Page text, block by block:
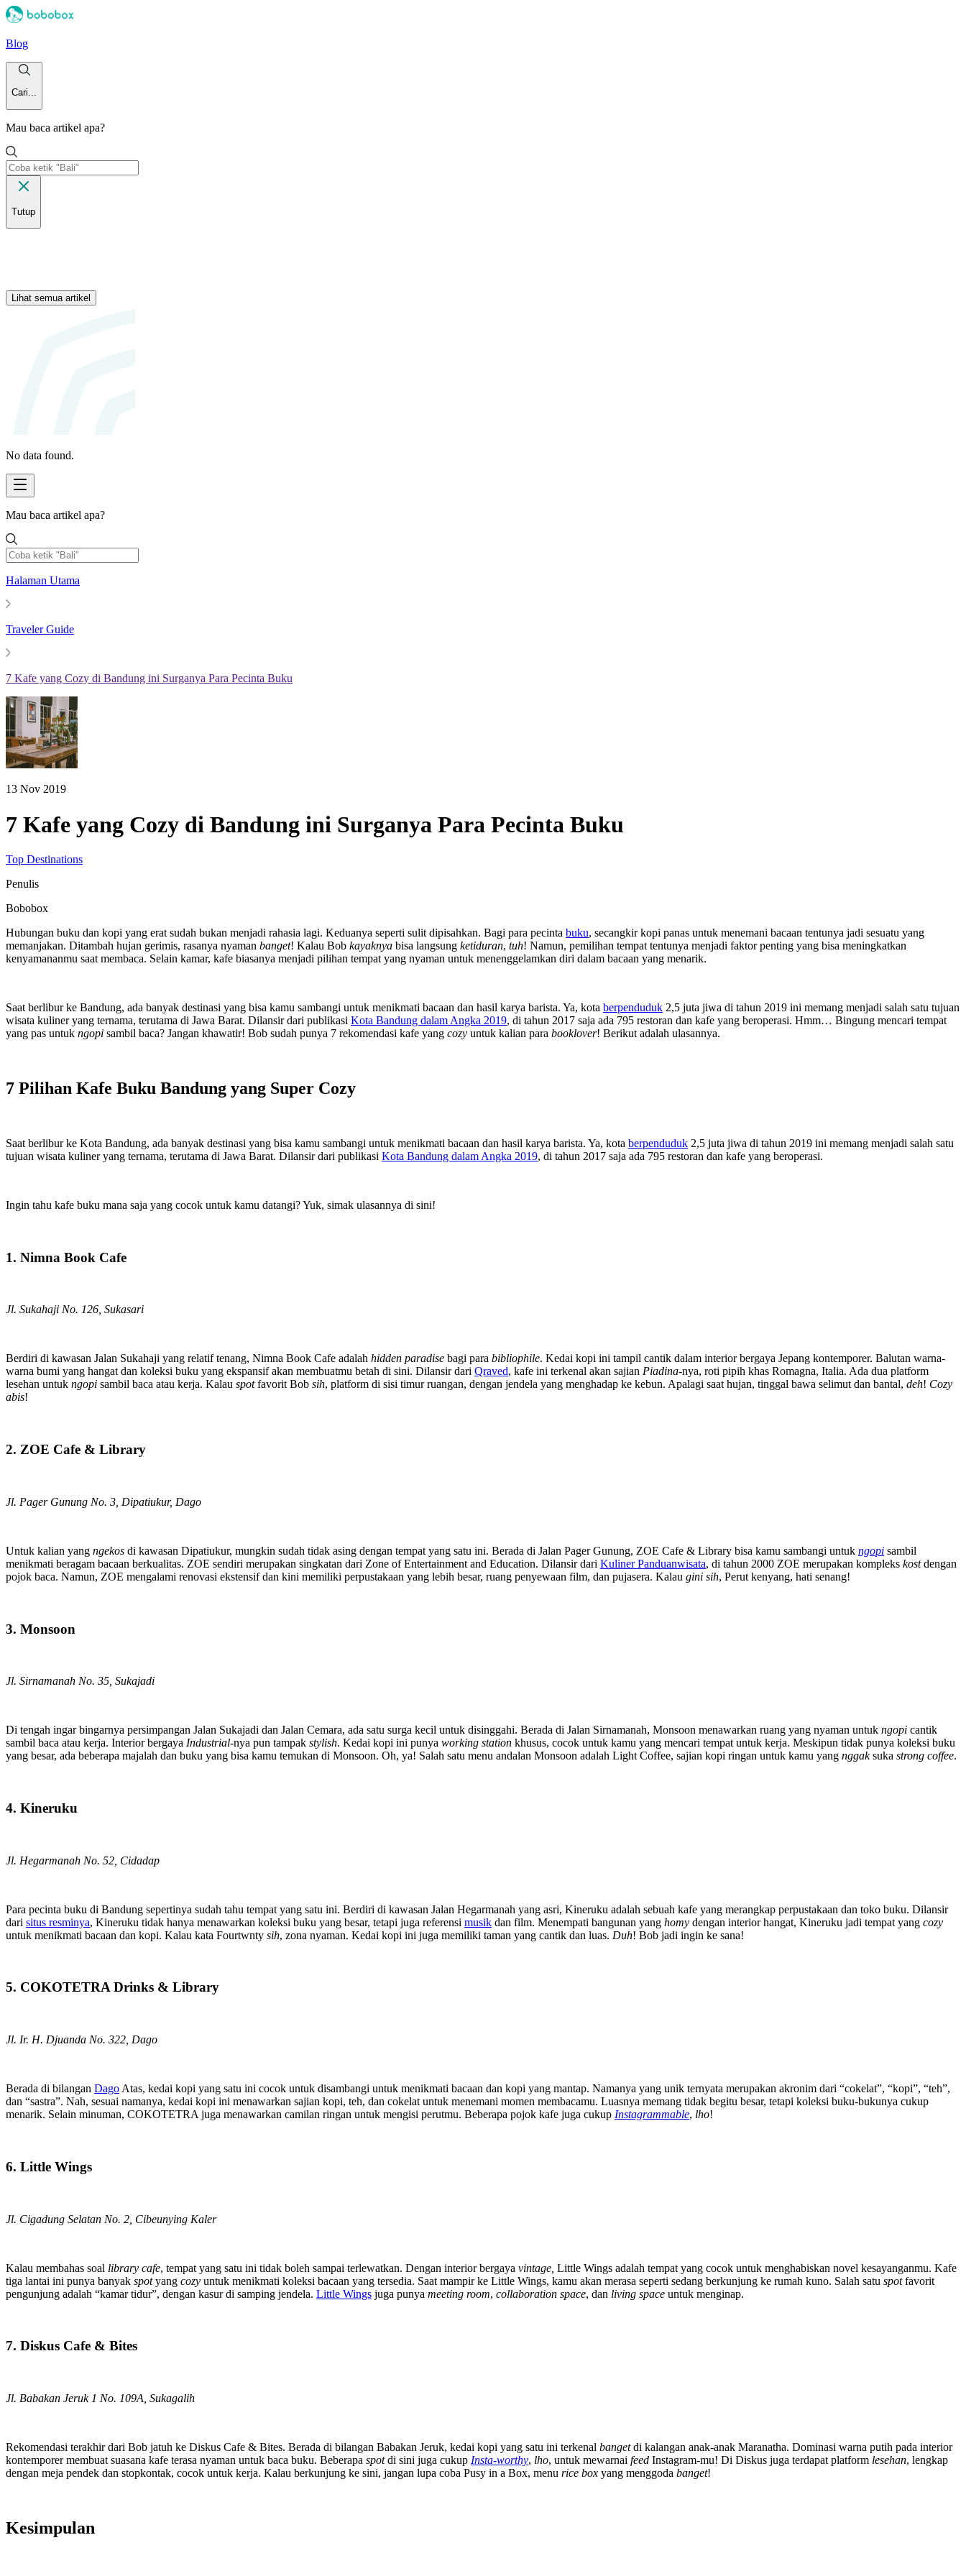
Blog
Cari...
Mau baca artikel apa?
Tutup
Lihat semua artikel
No data found.
Mau baca artikel apa?
Halaman Utama
Traveler Guide
7 Kafe yang Cozy di Bandung ini Surganya Para Pecinta Buku
13 Nov 2019
7 Kafe yang Cozy di Bandung ini Surganya Para Pecinta Buku
Top Destinations
Penulis
Bobobox
Hubungan buku dan kopi yang erat sudah bukan menjadi rahasia lagi. Keduanya seperti sulit dipisahkan. Bagi para pecinta buku, secangkir kopi panas untuk menemani bacaan tentunya jadi sesuatu yang
memanjakan. Ditambah hujan gerimis, rasanya nyaman banget! Kalau Bob kayaknya bisa langsung ketiduran, tuh! Namun, pemilihan tempat tentunya menjadi faktor penting yang bisa meningkatkan
kenyamananmu saat membaca. Selain kamar, kafe biasanya menjadi pilihan tempat yang nyaman untuk menenggelamkan diri dalam bacaan yang menarik.
Saat berlibur ke Bandung, ada banyak destinasi yang bisa kamu sambangi untuk menikmati bacaan dan hasil karya barista. Ya, kota berpenduduk 2,5 juta jiwa di tahun 2019 ini memang menjadi salah satu tujuan
wisata kuliner yang ternama, terutama di Jawa Barat. Dilansir dari publikasi Kota Bandung dalam Angka 2019, di tahun 2017 saja ada 795 restoran dan kafe yang beroperasi. Hmm… Bingung mencari tempat
yang pas untuk ngopi sambil baca? Jangan khawatir! Bob sudah punya 7 rekomendasi kafe yang cozy untuk kalian para booklover! Berikut adalah ulasannya.
7 Pilihan Kafe Buku Bandung yang Super Cozy
Saat berlibur ke Kota Bandung, ada banyak destinasi yang bisa kamu sambangi untuk menikmati bacaan dan hasil karya barista. Ya, kota berpenduduk 2,5 juta jiwa di tahun 2019 ini memang menjadi salah satu
tujuan wisata kuliner yang ternama, terutama di Jawa Barat. Dilansir dari publikasi Kota Bandung dalam Angka 2019, di tahun 2017 saja ada 795 restoran dan kafe yang beroperasi.
Ingin tahu kafe buku mana saja yang cocok untuk kamu datangi? Yuk, simak ulasannya di sini!
1. Nimna Book Cafe
Jl. Sukahaji No. 126, Sukasari
Berdiri di kawasan Jalan Sukahaji yang relatif tenang, Nimna Book Cafe adalah hidden paradise bagi para bibliophile. Kedai kopi ini tampil cantik dalam interior bergaya Jepang kontemporer. Balutan warna-
warna bumi yang hangat dan koleksi buku yang ekspansif akan membuatmu betah di sini. Dilansir dari Qraved, kafe ini terkenal akan sajian Piadina-nya, roti pipih khas Romagna, Italia. Ada dua platform
lesehan untuk ngopi sambil baca atau kerja. Kalau spotfavorit Bob sih, platform di sisi timur ruangan, dengan jendela yang menghadap ke kebun. Apalagi saat hujan, tinggal bawa selimut dan bantal, deh! Cozy
abis!
2. ZOE Cafe & Library
Jl. Pager Gunung No. 3, Dipatiukur, Dago
Untuk kalian yang ngekos di kawasan Dipatiukur, mungkin sudah tidak asing dengan tempat yang satu ini. Berada di Jalan Pager Gunung, ZOE Cafe & Library bisa kamu sambangi untuk ngopi sambil
menikmati beragam bacaan berkualitas. ZOE sendiri merupakan singkatan dari Zone of Entertainment and Education. Dilansir dari Kuliner Panduanwisata, di tahun 2000 ZOE merupakan kompleks kostdengan
pojok baca. Namun, ZOE mengalami renovasi ekstensif dan kini memiliki perpustakaan yang lebih besar, ruang penyewaan film, dan pujasera. Kalau gini sih, Perut kenyang, hati senang!
3. Monsoon
Jl. Sirnamanah No. 35, Sukajadi
Di tengah ingar bingarnya persimpangan Jalan Sukajadi dan Jalan Cemara, ada satu surga kecil untuk disinggahi. Berada di Jalan Sirnamanah, Monsoon menawarkan ruang yang nyaman untuk ngopi cantik
sambil baca atau kerja. Interior bergaya Industrial-nya pun tampak stylish. Kedai kopi ini punya working station khusus, cocok untuk kamu yang mencari tempat untuk kerja. Meskipun tidak punya koleksi buku
yang besar, ada beberapa majalah dan buku yang bisa kamu temukan di Monsoon. Oh, ya! Salah satu menu andalan Monsoon adalah Light Coffee, sajian kopi ringan untuk kamu yang nggaksuka strong coffee.
4. Kineruku
Jl. Hegarmanah No. 52, Cidadap
Para pecinta buku di Bandung sepertinya sudah tahu tempat yang satu ini. Berdiri di kawasan Jalan Hegarmanah yang asri, Kineruku adalah sebuah kafe yang merangkap perpustakaan dan toko buku. Dilansir
dari situs resminya, Kineruku tidak hanya menawarkan koleksi buku yang besar, tetapi juga referensi musik dan film. Menempati bangunan yang homy dengan interior hangat, Kineruku jadi tempat yang cozy
untuk menikmati bacaan dan kopi. Kalau kata Fourtwnty sih, zona nyaman. Kedai kopi ini juga memiliki taman yang cantik dan luas. Duh! Bob jadi ingin ke sana!
5. COKOTETRA Drinks & Library
Jl. Ir. H. Djuanda No. 322, Dago
Berada di bilangan Dago Atas, kedai kopi yang satu ini cocok untuk disambangi untuk menikmati bacaan dan kopi yang mantap. Namanya yang unik ternyata merupakan akronim dari “cokelat”, “kopi”, “teh”,
dan “sastra”. Nah, sesuai namanya, kedai kopi ini menawarkan sajian kopi, teh, dan cokelat untuk menemani momen membacamu. Luasnya memang tidak begitu besar, tetapi koleksi buku-bukunya cukup
menarik. Selain minuman, COKOTETRA juga menawarkan camilan ringan untuk mengisi perutmu. Beberapa pojok kafe juga cukup Instagrammable, lho!
6. Little Wings
Jl. Cigadung Selatan No. 2, Cibeunying Kaler
Kalau membahas soal library cafe, tempat yang satu ini tidak boleh sampai terlewatkan. Dengan interior bergaya vintage Little Wings adalah tempat yang cocok untuk menghabiskan novel kesayanganmu. Kafe
tiga lantai ini punya banyak spotyang cozy untuk menikmati koleksi bacaan yang tersedia. Saat mampir ke Little Wings, kamu akan merasa seperti sedang berkunjung ke rumah kuno. Salah satu spotfavorit
pengunjung adalah “kamar tidur”, dengan kasur di samping jendela. Little Wings juga punya meeting room, collaboration space, dan living space untuk menginap.
7. Diskus Cafe & Bites
Jl. Babakan Jeruk 1 No. 109A, Sukagalih
Rekomendasi terakhir dari Bob jatuh ke Diskus Cafe & Bites. Berada di bilangan Babakan Jeruk, kedai kopi yang satu ini terkenal bangetdi kalangan anak-anak Maranatha. Dominasi warna putih pada interior
kontemporer membuat suasana kafe terasa nyaman untuk baca buku. Beberapa spotdi sini juga cukup Insta-worthy, lho, untuk mewarnai feed Instagram-mu! Di Diskus juga terdapat platform lesehan, lengkap
dengan meja pendek dan stopkontak, cocok untuk kerja. Kalau berkunjung ke sini, jangan lupa coba Pusy in a Box, menu rice box yang menggoda banget!
Kesimpulan